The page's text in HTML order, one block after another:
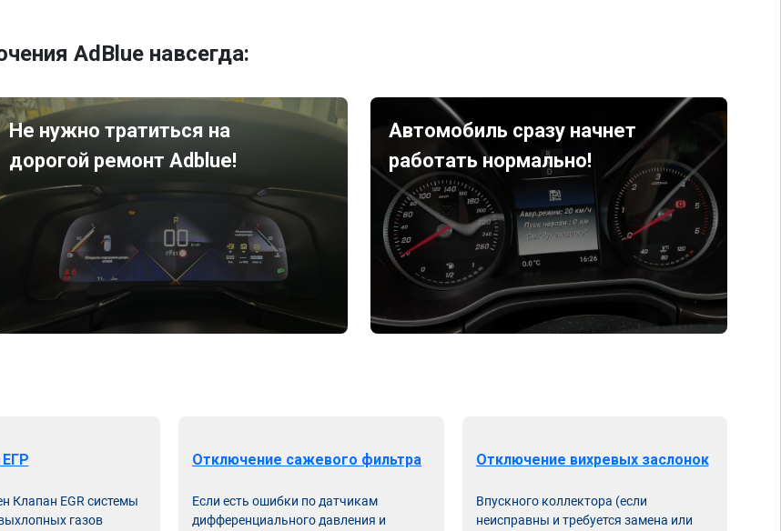
AdBlue навсегда:
Не нужно тратиться на
дорогой ремонт Adblue!
Автомобиль сразу начнет
работать нормально!
Клапан EGR системы
газов
Отключение сажевого фильтра
Если есть ошибки по датчикам
дифференциального давления и
Отключение вихревых заслонок
Впускного коллектора (если
неисправны и требуется замена или